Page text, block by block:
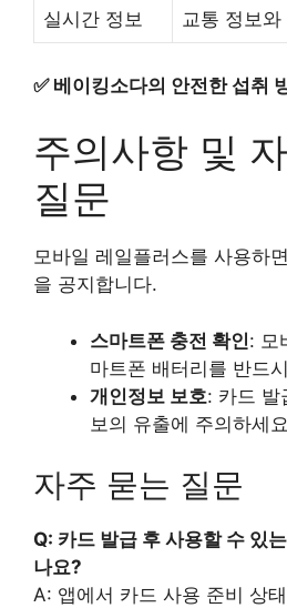
실시간 정보 교통 정보
✅ 베이킹소다의 안전한 섭취
주의사항 및
질문
모바일 레일플러스를 사용하
을 공지합니다.
스마트폰 충전 확인: 모
마트폰 배터리를 반드
개인정보 보호: 카드 발
보의 유출에 주의하세
자주 묻는 질문
Q: 카드 발급 후 사용할 수 있
나요?
A: 앱에서 카드 사용 준비 상